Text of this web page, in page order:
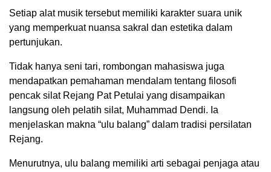
Setiap alat musik tersebut memiliki karakter suara unik
yang memperkuat nuansa sakral dan estetika dalam
pertunjukan.
Tidak hanya seni tari, rombongan mahasiswa juga
mendapatkan pemahaman mendalam tentang filosofi
pencak silat Rejang Pat Petulai yang disampaikan
langsung oleh pelatih silat, Muhammad Dendi. Ia
menjelaskan makna “ulu balang” dalam tradisi persilatan
Rejang.
Menurutnya, ulu balang memiliki arti sebagai penjaga atau